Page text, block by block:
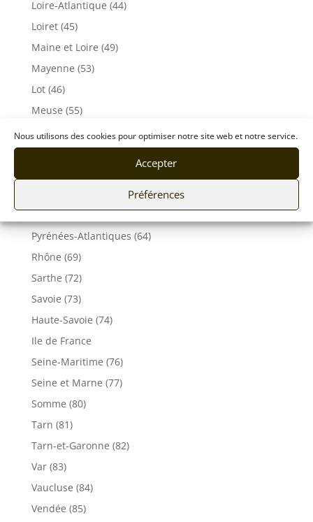
Nous utilisons des cookies pour optimiser notre site web et notre service.
Accepter
Préférences
Loire-Atlantique (44)
Loiret (45)
Maine et Loire (49)
Mayenne (53)
Lot (46)
Meuse (55)
Morbihan (56)
Moselle (57)
Puy De Dôme (63)
Pyrénées-Atlantiques (64)
Rhône (69)
Sarthe (72)
Savoie (73)
Haute-Savoie (74)
Ile de France
Seine-Maritime (76)
Seine et Marne (77)
Somme (80)
Tarn (81)
Tarn-et-Garonne (82)
Var (83)
Vaucluse (84)
Vendée (85)